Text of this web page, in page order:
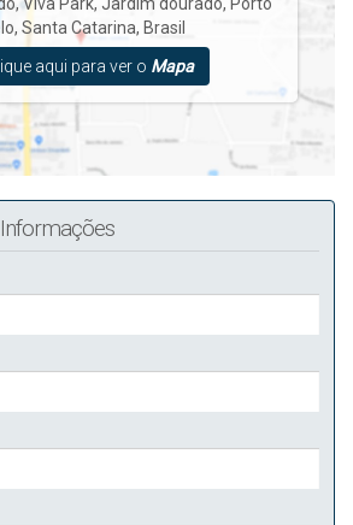
, Santa Catarina, Brasil
aqui para ver o Mapa